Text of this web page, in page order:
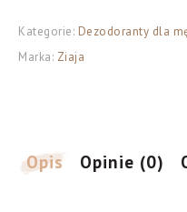
antyperspirant
dla
Kategorie: Dezodoranty dla
Marka: Ziaja
Opis Opinie (0)